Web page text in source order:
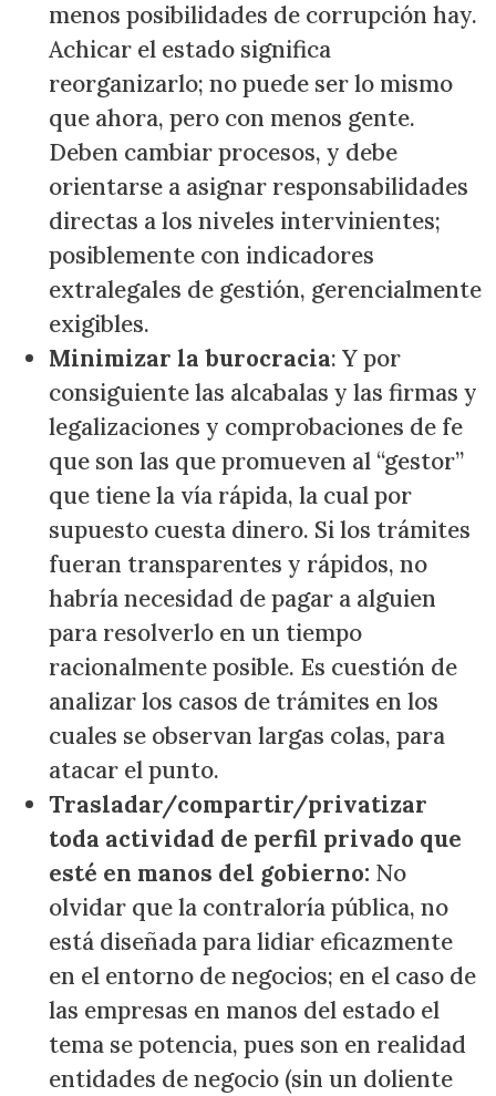
menos posibilidades de corrupción hay.
Achicar el estado significa
reorganizarlo; no puede ser lo mismo
que ahora, pero con menos gente.
Deben cambiar procesos, y debe
orientarse a asignar responsabilidades
directas a los niveles intervinientes;
posiblemente con indicadores
extralegales de gestión, gerencialmente
exigibles.
Minimizar la burocracia: Y por
consiguiente las alcabalas y las firmas y
legalizaciones y comprobaciones de fe
que son las que promueven al “gestor”
que tiene la vía rápida, la cual por
supuesto cuesta dinero. Si los trámites
fueran transparentes y rápidos, no
habría necesidad de pagar a alguien
para resolverlo en un tiempo
racionalmente posible. Es cuestión de
analizar los casos de trámites en los
cuales se observan largas colas, para
atacar el punto.
Trasladar/compartir/privatizar
toda actividad de perfil privado que
esté en manos del gobierno: No
olvidar que la contraloría pública, no
está diseñada para lidiar eficazmente
en el entorno de negocios; en el caso de
las empresas en manos del estado el
tema se potencia, pues son en realidad
entidades de negocio (sin un doliente